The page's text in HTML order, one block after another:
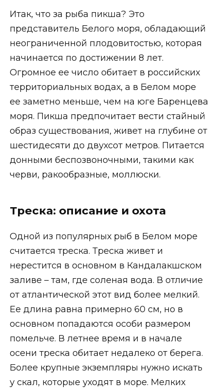
Итак, что за рыба пикша? Это
представитель Белого моря, обладающий
неограниченной плодовитостью, которая
начинается по достижении 8 лет.
Огромное ее число обитает в российских
территориальных водах, а в Белом море
ее заметно меньше, чем на юге Баренцева
моря. Пикша предпочитает вести стайный
образ существования, живет на глубине от
шестидесяти до двухсот метров. Питается
донными беспозвоночными, такими как
черви, ракообразные, моллюски.
Треска: описание и охота
Одной из популярных рыб в Белом море
считается треска. Треска живет и
нерестится в основном в Кандалакшском
заливе – там, где соленая вода. В отличие
от атлантической этот вид более мелкий.
Ее длина равна примерно 60 см, но в
основном попадаются особи размером
помельче. В летнее время и в начале
осени треска обитает недалеко от берега.
Более крупные экземпляры нужно искать
у скал, которые уходят в море. Мелких